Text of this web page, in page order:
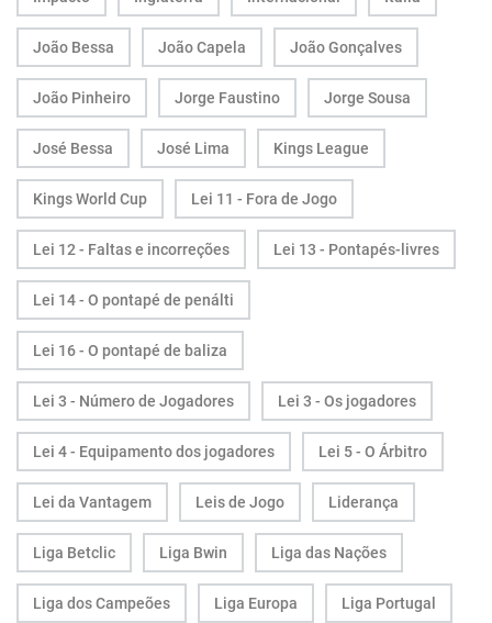
João Bessa João Capela João Gonçalves
João Pinheiro Jorge Faustino Jorge Sousa
José Bessa José Lima Kings League
Kings World Cup Lei 11 - Fora de Jogo
Lei 12 - Faltas e incorreções Lei 13 - Pontapés-livres
Lei 14 - O pontapé de penálti
Lei 16 - O pontapé de baliza
Lei 3 - Número de Jogadores Lei 3 - Os jogadores
Lei 4 - Equipamento dos jogadores Lei 5 - O Árbitro
Lei da Vantagem Leis de Jogo Liderança
Liga Betclic Liga Bwin Liga das Nações
Liga dos Campeões Liga Europa Liga Portugal